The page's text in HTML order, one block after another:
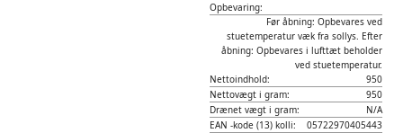
Opbevaring:
Før åbning: Opbevares ved
stuetemperatur væk fra sollys. Efter
åbning: Opbevares i lufttæt beholder
ved stuetemperatur.
Nettoindhold:
950
Nettovægt i gram:
950
Drænet vægt i gram:
N/A
EAN -kode (13) kolli:
05722970405443